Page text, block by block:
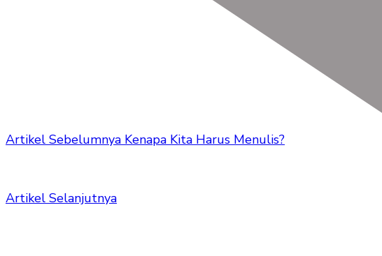
Artikel Sebelumnya Kenapa Kita Harus Menulis?
Artikel Selanjutnya